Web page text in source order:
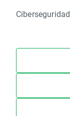
Ciberseguridad